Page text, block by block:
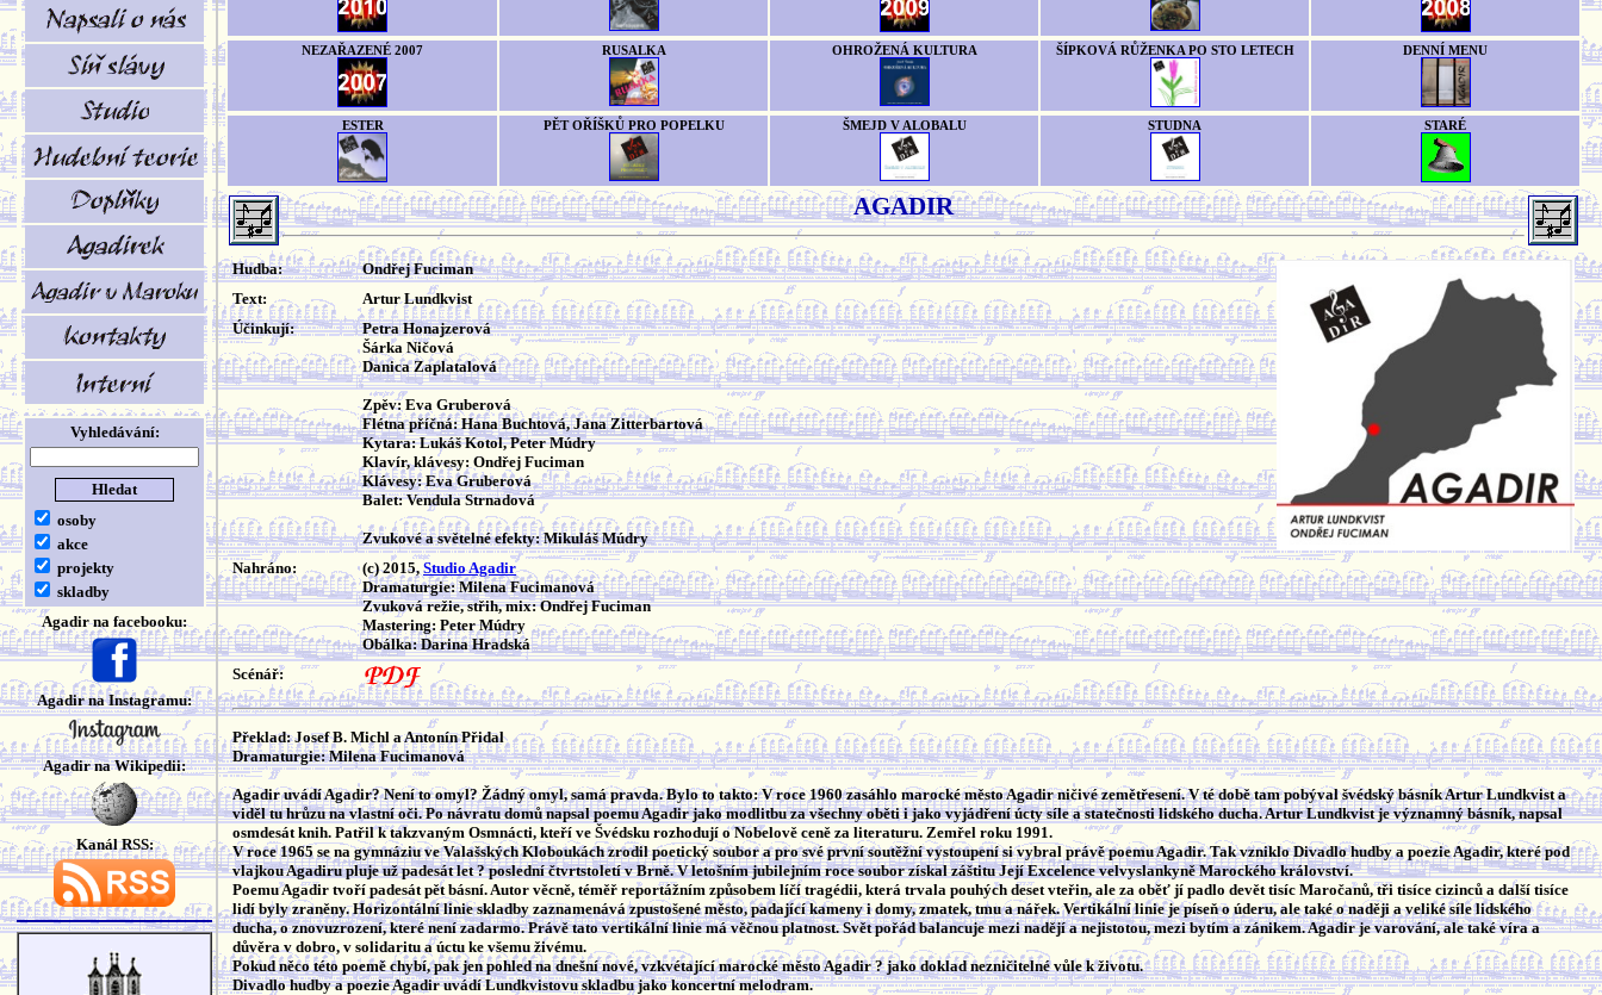
Vyhledávání:
osoby
akce
projekty
skladby
Agadir na facebooku:
Agadir na Instagramu:
Agadir na Wikipedii:
Kanál RSS:
NEZAŘAZENÉ 2007 RUSALKA OHROŽENÁ KULTURA ŠÍPKOVÁ RŮŽENKA PO STO LETECH DENNÍ MENU
ESTER PĚT OŘÍŠKŮ PRO POPELKU ŠMEJD V ALOBALU STUDNA STARÉ
AGADIR
Hudba:
Ondřej Fuciman
Text:
Artur Lundkvist
Účinkují:
Petra Honajzerová
Šárka Ničová
Danica Zaplatalová
Zpěv: Eva Gruberová
Flétna příčná: Hana Buchtová, Jana Zitterbartová
Kytara: Lukáš Kotol, Peter Múdry
Klavír, klávesy: Ondřej Fuciman
Klávesy: Eva Gruberová
Balet: Vendula Strnadová
Zvukové a světelné efekty: Mikuláš Múdry
Nahráno:
(c) 2015, Studio Agadir
Dramaturgie: Milena Fucimanová
Zvuková režie, střih, mix: Ondřej Fuciman
Mastering: Peter Múdry
Obálka: Darina Hradská
Scénář:
Překlad: Josef B. Michl a Antonín Přidal
Dramaturgie: Milena Fucimanová
Agadir uvádí Agadir? Není to omyl? Žádný omyl, samá pravda. Bylo to takto: V roce 1960 zasáhlo marocké město Agadir ničivé zemětřesení. V té době tam pobýval švédský básník Artur Lundkvist a
viděl tu hrůzu na vlastní oči. Po návratu domů napsal poemu Agadir jako modlitbu za všechny oběti i jako vyjádření úcty síle a statečnosti lidského ducha. Artur Lundkvist je významný básník, napsal
osmdesát knih. Patřil k takzvaným Osmnácti, kteří ve Švédsku rozhodují o Nobelově ceně za literaturu. Zemřel roku 1991.
V roce 1965 se na gymnáziu ve Valašských Kloboukách zrodil poetický soubor a pro své první soutěžní vystoupení si vybral právě poemu Agadir. Tak vzniklo Divadlo hudby a poezie Agadir, které pod
vlajkou Agadiru pluje už padesát let ? poslední čtvrtstoletí v Brně. V letošním jubilejním roce soubor získal záštitu Její Excelence velvyslankyně Marockého království.
Poemu Agadir tvoří padesát pět básní. Autor věcně, téměř reportážním způsobem líčí tragédii, která trvala pouhých deset vteřin, ale za oběť jí padlo devět tisíc Maročanů, tři tisíce cizinců a další tisíce
lidí byly zraněny. Horizontální linie skladby zaznamenává zpustošené město, padající kameny i domy, zmatek, tmu a nářek. Vertikální linie je píseň o úderu, ale také o naději a veliké síle lidského
ducha, o znovuzrození, které není zadarmo. Právě tato vertikální linie má věčnou platnost. Svět pořád balancuje mezi nadějí a nejistotou, mezi bytím a zánikem. Agadir je varování, ale také víra a
důvěra v dobro, v solidaritu a úctu ke všemu živému.
Pokud něco této poemě chybí, pak jen pohled na dnešní nové, vzkvétající marocké město Agadir ? jako doklad nezničitelné vůle k životu.
Divadlo hudby a poezie Agadir uvádí Lundkvistovu skladbu jako koncertní melodram.